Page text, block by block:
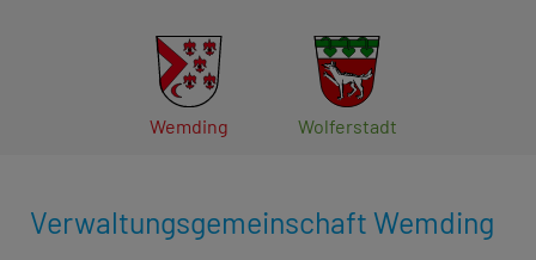
Wemding Wolferstadt
Verwaltungsgemeinschaft Wemding